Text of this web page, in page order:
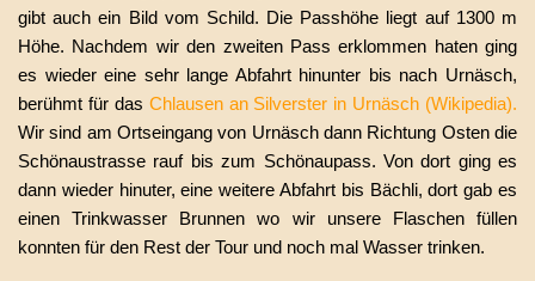
gibt auch ein Bild vom Schild. Die Passhöhe liegt auf 1300 m
Höhe. Nachdem wir den zweiten Pass erklommen haten ging
es wieder eine sehr lange Abfahrt hinunter bis nach Urnäsch,
berühmt für das Chlausen an Silverster in Urnäsch (Wikipedia).
Wir sind am Ortseingang von Urnäsch dann Richtung Osten die
Schönaustrasse rauf bis zum Schönaupass. Von dort ging es
dann wieder hinuter, eine weitere Abfahrt bis Bächli, dort gab es
einen Trinkwasser Brunnen wo wir unsere Flaschen füllen
konnten für den Rest der Tour und noch mal Wasser trinken.